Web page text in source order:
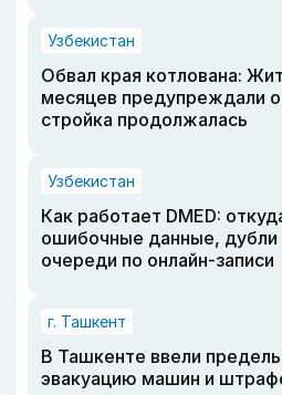
Узбекистан
Обвал края котлована:
месяцев предупреждали
стройка продолжалась
Узбекистан
Как работает DMED:
ошибочные данные, дубли
очереди по онлайн-записи
г. Ташкент
В Ташкенте ввели
эвакуацию машин и